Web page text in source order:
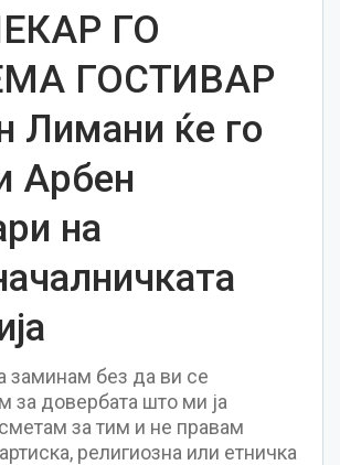
ГО
ГОСТИВАР
Лимани ќе го
Арбен
на
без да ви се
за довербата што ми ја
за тим и не правам
религиозна или етничка